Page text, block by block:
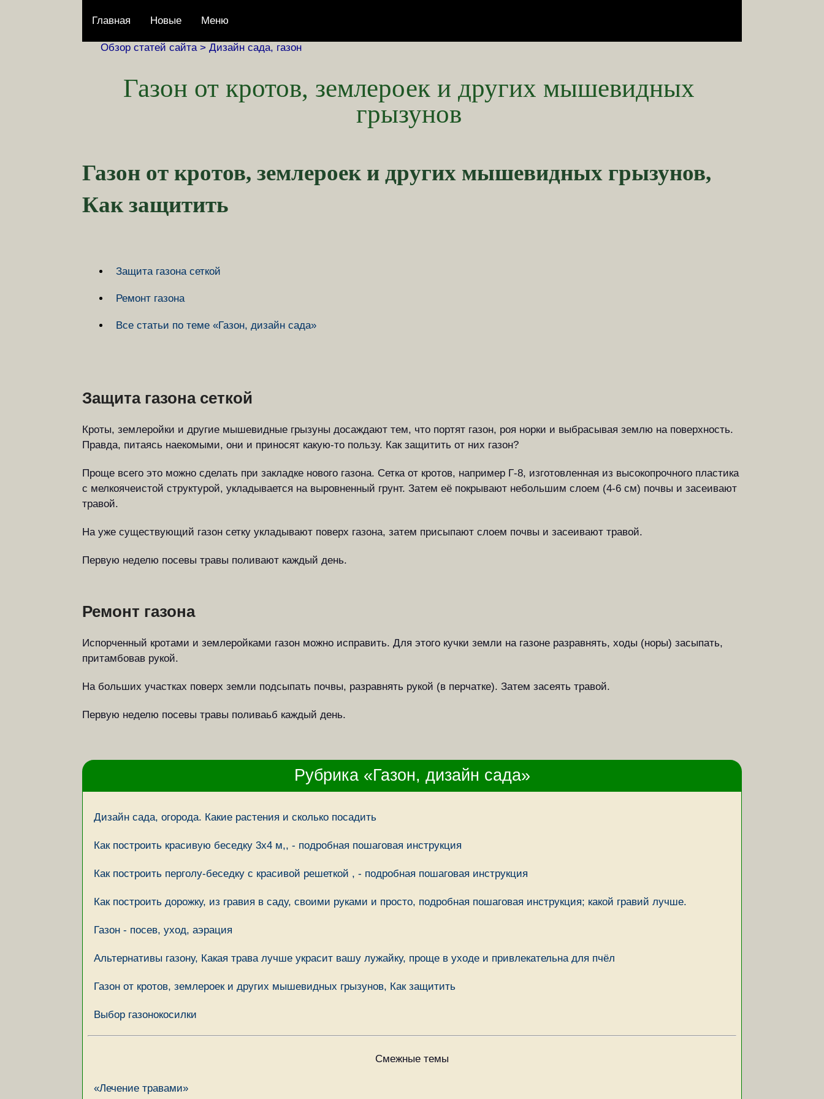
Главная Новые Меню
Обзор статей сайта >Дизайн сада, газон
Газон от кротов, землероек и других мышевидных
грызунов
Газон от кротов, землероек и других мышевидных грызунов,
Как защитить
Защита газона сеткой
Ремонт газона
Все статьи по теме «Газон, дизайн сада»
Защита газона сеткой
Кроты, землеройки и другие мышевидные грызуны досаждают тем, что портят газон, роя норки и выбрасывая землю на поверхность.
Правда, питаясь наекомыми, они и приносят какую-то пользу. Как защитить от них газон?
Проще всего это можно сделать при закладке нового газона. Сетка от кротов, например Г-8, изготовленная из высокопрочного пластика
с мелкоячеистой структурой, укладывается на выровненный грунт. Затем её покрывают небольшим слоем (4-6 см) почвы и засеивают
травой.
На уже существующий газон сетку укладывают поверх газона, затем присыпают слоем почвы и засеивают травой.
Первую неделю посевы травы поливают каждый день.
Ремонт газона
Испорченный кротами и землеройками газон можно исправить. Для этого кучки земли на газоне разравнять, ходы (норы) засыпать,
притамбовав рукой.
На больших участках поверх земли подсыпать почвы, разравнять рукой (в перчатке). Затем засеять травой.
Первую неделю посевы травы поливаьб каждый день.
Рубрика «Газон, дизайн сада»
Дизайн сада, огорода. Какие растения и сколько посадить
Как построить красивую беседку 3х4 м,, - подробная пошаговая инструкция
Как построить перголу-беседку с красивой решеткой , - подробная пошаговая инструкция
Как построить дорожку, из гравия в саду, своими руками и просто, подробная пошаговая инструкция; какой гравий лучше.
Газон - посев, уход, аэрация
Альтернативы газону, Какая трава лучше украсит вашу лужайку, проще в уходе и привлекательна для пчёл
Газон от кротов, землероек и других мышевидных грызунов, Как защитить
Выбор газонокосилки
Смежные темы
«Лечение травами»